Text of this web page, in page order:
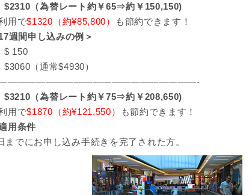
（為替レート約￥65⇒約￥150,150)
用で$1320（約¥85,800）
も節約できます！
週間申し込みの例＞
150
（通常$4930）
（為替レート約￥75⇒約￥208,650)
用で$1870（約¥121,550）
も節約できます！
用条件
までにお申し込み手続きを完了された方。